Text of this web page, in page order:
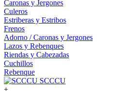
Caronas y Jergones
Culeros
Estriberas y Estribos
Frenos
Adorno / Caronas y Jergones
Lazos y Rebenques
Riendas y Cabezadas
Cuchillos
Rebenque
SCCCU
+